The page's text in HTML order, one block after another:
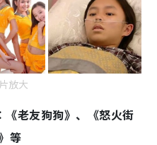
放大
老友狗狗》、《怒火街
等